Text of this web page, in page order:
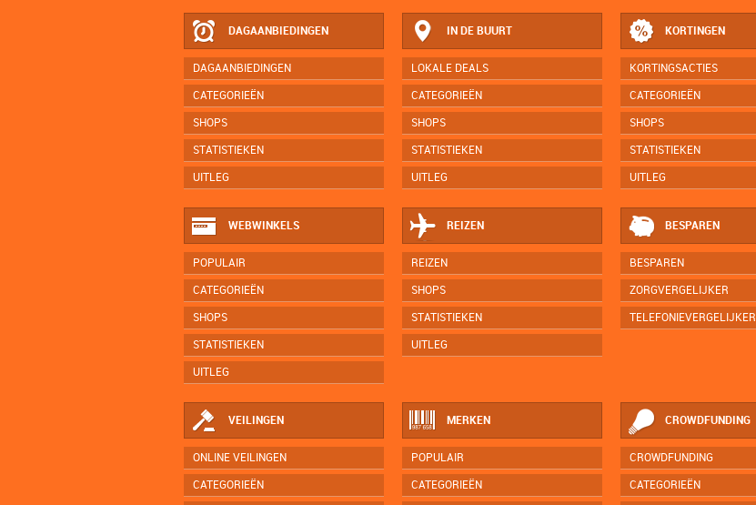
DAGAANBIEDINGEN
DAGAANBIEDINGEN
CATEGORIEËN
SHOPS
STATISTIEKEN
UITLEG
IN DE BUURT
LOKALE DEALS
CATEGORIEËN
SHOPS
STATISTIEKEN
UITLEG
KORTINGEN
KORTINGSACTIES
CATEGORIEËN
SHOPS
STATISTIEKEN
UITLEG
WEBWINKELS
POPULAIR
CATEGORIEËN
SHOPS
STATISTIEKEN
UITLEG
REIZEN
REIZEN
SHOPS
STATISTIEKEN
UITLEG
BESPAREN
BESPAREN
ZORGVERGELIJKER
TELEFONIEVERGELIJKER
VEILINGEN
ONLINE VEILINGEN
CATEGORIEËN
MERKEN
POPULAIR
CATEGORIEËN
CROWDFUNDING
CROWDFUNDING
CATEGORIEËN